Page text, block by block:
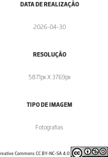
DATA DE REALIZAÇÃO
2026-04-30
RESOLUÇÃO
5871px X 3769px
TIPO DE IMAGEM
Fotografias
Commons CC BY-NC-SA 4.0